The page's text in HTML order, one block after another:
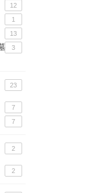
12
1
13
3
23
7
7
2
2